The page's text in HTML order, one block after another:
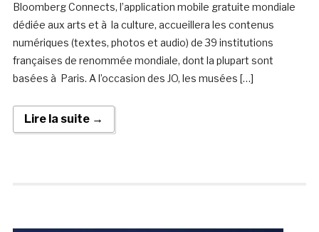
Bloomberg Connects, l’application mobile gratuite mondiale
dédiée aux arts et à la culture, accueillera les contenus
numériques (textes, photos et audio) de 39 institutions
françaises de renommée mondiale, dont la plupart sont
basées à Paris. A l’occasion des JO, les musées […]
Lire la suite →